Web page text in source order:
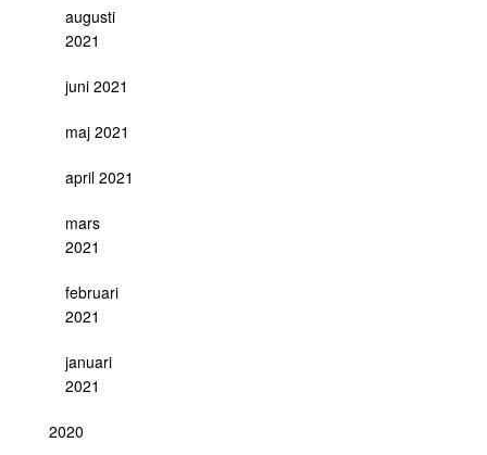
augusti
2021
juni 2021
maj 2021
april 2021
mars
2021
februari
2021
januari
2021
2020